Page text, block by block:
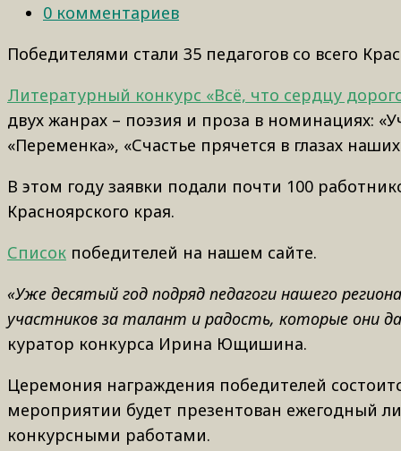
0 комментариев
Победителями стали 35 педагогов со всего
Литературный конкурс «Всё, что сердцу
двух жанрах – поэзия и проза в номинациях:
«Переменка», «Счастье прячется в глазах
В этом году заявки подали почти 100
Красноярского края.
Список победителей на нашем сайте.
«Уже десятый год подряд педагоги нашего
участников за талант и радость, которые они
куратор конкурса Ирина Ющишина.
Церемония награждения победителей
мероприятии будет презентован ежегодный
конкурсными работами.